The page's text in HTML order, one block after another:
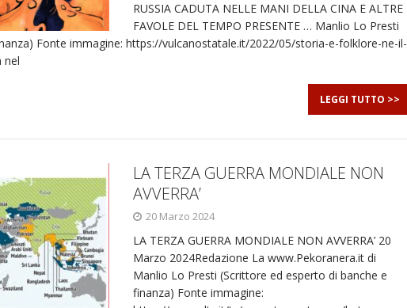
RUSSIA CADUTA NELLE MANI DELLA CINA E ALTRE
FAVOLE DEL TEMPO PRESENTE … Manlio Lo Presti
Fonte immagine: https://vulcanostatale.it/2022/05/storia-e-folklore-ne-il-
nel
LEGGI TUTTO >>
LA TERZA GUERRA MONDIALE NON
AVVERRA’
20 Marzo 2024
LA TERZA GUERRA MONDIALE NON AVVERRA’ 20
Marzo 2024Redazione La www.Pekoranera.it di
Manlio Lo Presti (Scrittore ed esperto di banche e
finanza) Fonte immagine: